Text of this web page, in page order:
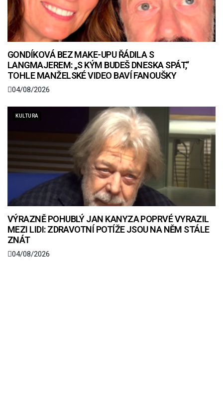
GONDÍKOVÁ BEZ MAKE-UPU ŘÁDILA S
LANGMAJEREM: „S KÝM BUDEŠ DNESKA SPÁT,“
TOHLE MANŽELSKÉ VIDEO BAVÍ FANOUŠKY
04/08/2026
KULTURA
VÝRAZNĚ POHUBLÝ JAN KANYZA POPRVÉ VYRAZIL
MEZI LIDI: ZDRAVOTNÍ POTÍŽE JSOU NA NĚM STÁLE
ZNÁT
04/08/2026